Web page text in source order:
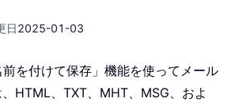
日2025-01-03
を付けて保存」機能を使ってメール
HTML、TXT、MHT、MSG、およ